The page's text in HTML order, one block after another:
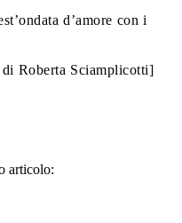
d’amore con i
Roberta Sciamplicotti]
articolo: